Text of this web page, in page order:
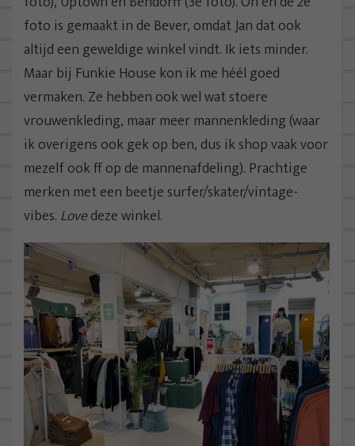
foto is gemaakt in de Bever, omdat Jan dat ook
altijd een geweldige winkel vindt. Ik iets minder.
Maar bij Funkie House kon ik me héél goed
vermaken. Ze hebben ook wel wat stoere
vrouwenkleding, maar meer mannenkleding (waar
ik overigens ook gek op ben, dus ik shop vaak voor
mezelf ook ff op de mannenafdeling). Prachtige
merken met een beetje surfer/skater/vintage-
vibes. Lovedeze winkel.